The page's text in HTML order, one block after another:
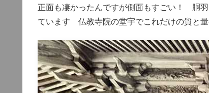
正面も凄かったんですが側面もすごい！ 胴
ています 仏教寺院の堂宇でこれだけの質と